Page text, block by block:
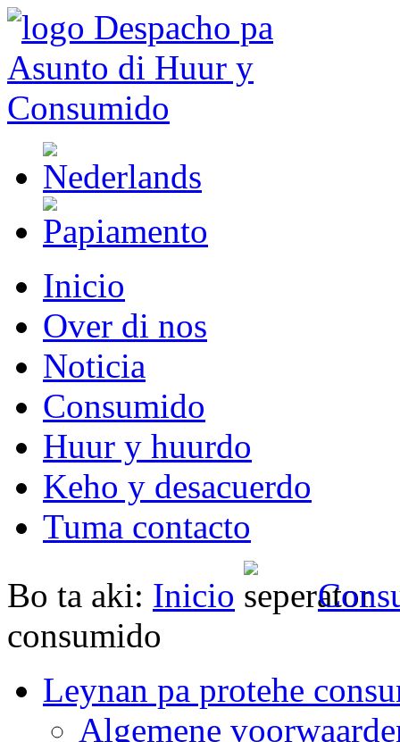
Inicio
Over di nos
Noticia
Consumido
Huur y huurdo
Keho y desacuerdo
Tuma contacto
Bo ta aki: Inicio
consumido
Leynan pa protehe
Algemene